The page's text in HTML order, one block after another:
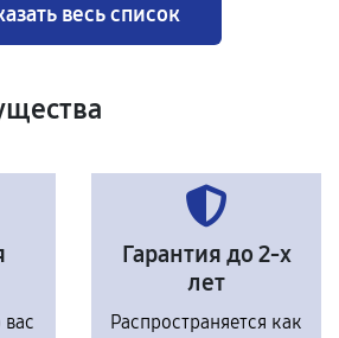
весь список
Гарантия до 2-х
лет
Распространяется как